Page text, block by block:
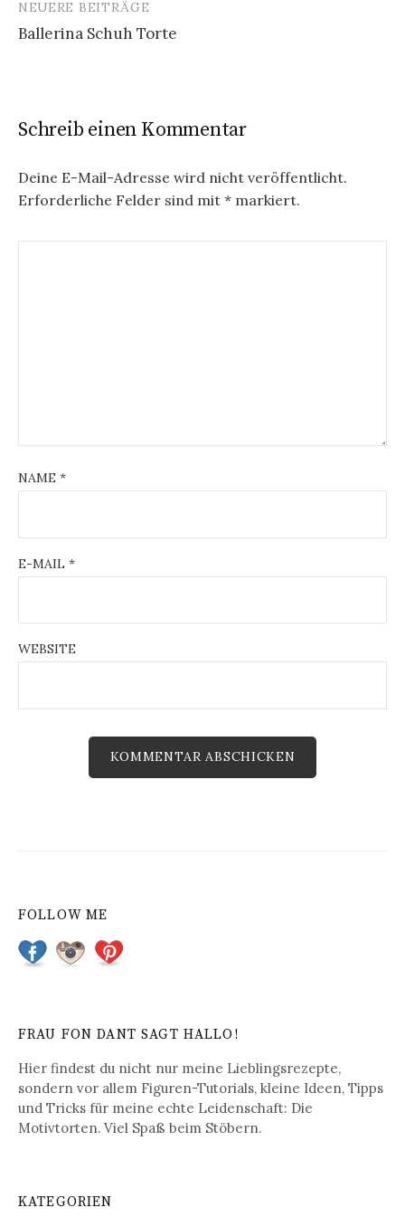
e
g
s
n
o
NEUERE BEITRÄGE
Ballerina Schuh Torte
Schreib einen Kommentar
Deine E-Mail-Adresse wird nicht veröffentlicht.
Erforderliche Felder sind mit * markiert.
NAME *
E-MAIL *
WEBSITE
FOLLOW ME
FRAU FON DANT SAGT HALLO!
Hier findest du nicht nur meine Lieblingsrezepte,
sondern vor allem Figuren-Tutorials, kleine Ideen, Tipps
und Tricks für meine echte Leidenschaft: Die
Motivtorten. Viel Spaß beim Stöbern.
KATEGORIEN